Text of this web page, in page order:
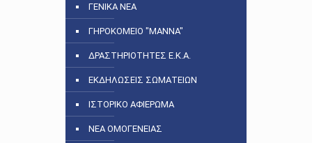
ΓΕΝΙΚΑ ΝΕΑ
ΓΗΡΟΚΟΜΕΙΟ "ΜΑΝΝΑ"
ΔΡΑΣΤΗΡΙΟΤΗΤΕΣ Ε.Κ.Α.
ΕΚΔΗΛΩΣΕΙΣ ΣΩΜΑΤΕΙΩΝ
ΙΣΤΟΡΙΚΟ ΑΦΙΕΡΩΜΑ
ΝΕΑ ΟΜΟΓΕΝΕΙΑΣ